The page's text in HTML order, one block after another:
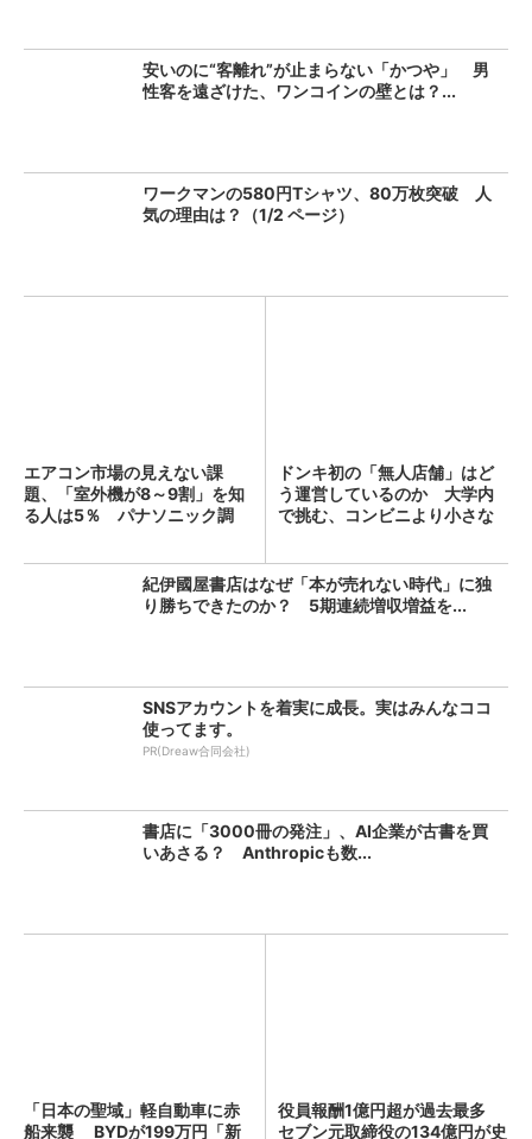
安いのに“客離れ”が止まらない「かつや」 男
性客を遠ざけた、ワンコインの壁とは？...
ワークマンの580円Tシャツ、80万枚突破 人
気の理由は？（1/2 ページ）
エアコン市場の見えない課
題、「室外機が8～9割」を知
る人は5％ パナソニック調
ドンキ初の「無人店舗」はど
う運営しているのか 大学内
で挑む、コンビニより小さな
紀伊國屋書店はなぜ「本が売れない時代」に独
り勝ちできたのか？ 5期連続増収増益を...
SNSアカウントを着実に成長。実はみんなココ
使ってます。
PR(Dreaw合同会社)
書店に「3000冊の発注」、AI企業が古書を買
いあさる？ Anthropicも数...
「日本の聖域」軽自動車に赤
船来襲 BYDが199万円「新
役員報酬1億円超が過去最多
セブン元取締役の134億円が史